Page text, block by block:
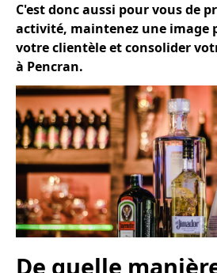
C'est donc aussi pour vous de
activité, maintenez une image
votre clientèle et consolider
à Pencran.
De quelle